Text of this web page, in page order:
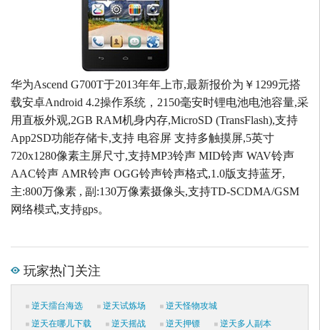
华为Ascend G700T于2013年年上市,最新报价为￥1299元搭
载安卓Android 4.2操作系统，2150毫安时锂电池电池容量,采
用直板外观,2GB RAM机身内存,MicroSD (TransFlash),支持
App2SD功能存储卡,支持 电容屏 支持多触摸屏,5英寸
720x1280像素主屏尺寸,支持MP3铃声 MID铃声 WAV铃声
AAC铃声 AMR铃声 OGG铃声铃声格式,1.0版支持蓝牙,
主:800万像素 , 副:130万像素摄像头,支持TD-SCDMA/GSM
网络模式,支持gps。
玩家热门关注
逆天擂台海选 逆天试炼场
逆天怪物攻城
逆天在哪儿下载
逆天摇战 逆天押镖
逆天多人副本